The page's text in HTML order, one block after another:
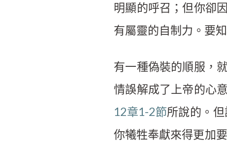
明顯的呼召；但你卻
有屬靈的自制力。要
有一種偽裝的順服，
情誤解成了上帝的心
12章1-2節所說的。
你犧牲奉獻來得更加